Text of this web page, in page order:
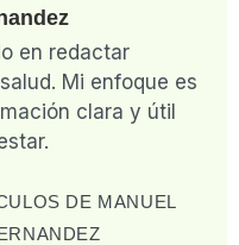
en redactar
Mi enfoque es
clara y útil
DE MANUEL